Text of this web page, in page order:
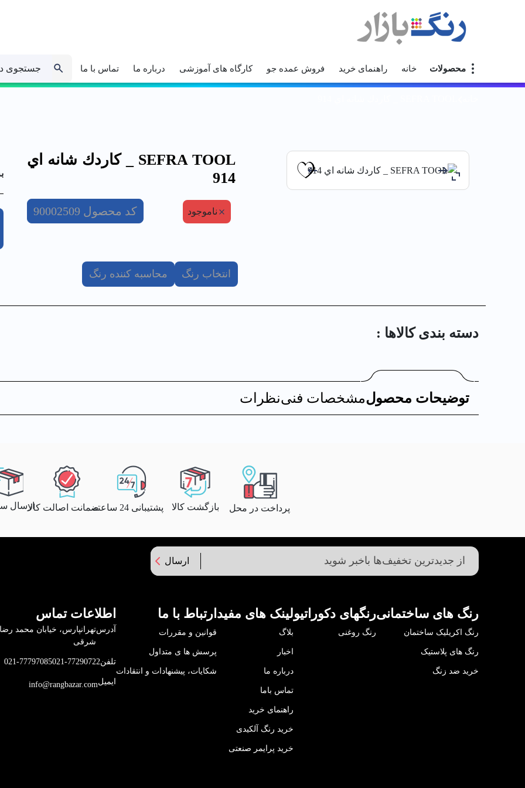
محصولات خانه راهنمای خرید فروش عمده جو کارگاه های آموزشی درباره ما تماس با ما جستجوی
SEFRA TOOL _ كاردك شانه اي
914
ناموجود کد محصول 90002509
انتخاب رنگ محاسبه کننده رنگ
دسته بندی کالا‌ها :
توضیحات محصولمشخصات فنینظرات
پرداخت در محل بازگشت کالا پشتیبانی 24 ساعته ضمانت اصالت کالاارسال
ارسال
رنگ های ساختمانی
رنگ اکریلیک ساختمان
رنگ های پلاستیک
خرید ضد زنگ
رنگهای دکوراتیو
رنگ روغنی
لینک های مفید
بلاگ
اخبار
درباره ما
تماس باما
راهنمای خرید
خرید رنگ آلکیدی
خرید پرایمر صنعتی
ارتباط با ما
قوانین و مقررات
پرسش ها ی متداول
شکایات، پیشنهادات و انتقادات
اطلاعات تماس
آدرس
شرقی
تلفن021-77290722
021-77797085
ایمیلinfo@rangbazar.com